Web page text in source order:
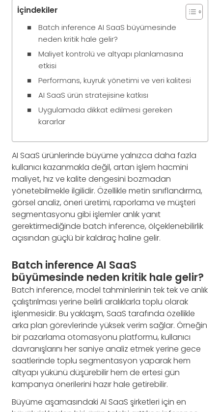
İçindekiler
Batch inference AI SaaS büyümesinde
neden kritik hale gelir?
Maliyet kontrolü ve altyapı planlamasına
etkisi
Performans, kuyruk yönetimi ve veri kalitesi
AI SaaS ürün stratejisine katkısı
Uygulamada dikkat edilmesi gereken
kararlar
AI SaaS ürünlerinde büyüme yalnızca daha fazla
kullanıcı kazanmakla değil, artan işlem hacmini
maliyet, hız ve kalite dengesini bozmadan
yönetebilmekle ilgilidir. Özellikle metin sınıflandırma,
görsel analiz, öneri üretimi, raporlama ve müşteri
segmentasyonu gibi işlemler anlık yanıt
gerektirmediğinde batch inference, ölçeklenebilirlik
açısından güçlü bir kaldıraç haline gelir.
Batch inference AI SaaS
büyümesinde neden kritik hale gelir?
Batch inference, model tahminlerinin tek tek ve anlık
çalıştırılması yerine belirli aralıklarla toplu olarak
işlenmesidir. Bu yaklaşım, SaaS tarafında özellikle
arka plan görevlerinde yüksek verim sağlar. Örneğin
bir pazarlama otomasyonu platformu, kullanıcı
davranışlarını her saniye analiz etmek yerine gece
saatlerinde toplu segmentasyon yaparak hem
altyapı yükünü düşürebilir hem de ertesi gün
kampanya önerilerini hazır hale getirebilir.
Büyüme aşamasındaki AI SaaS şirketleri için en